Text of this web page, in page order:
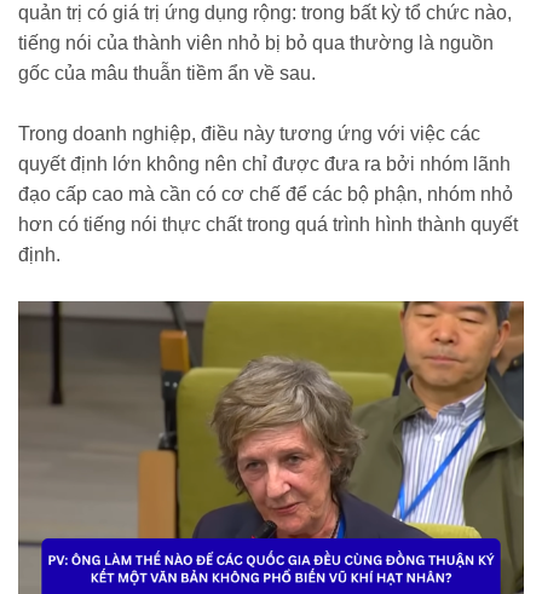
quản trị có giá trị ứng dụng rộng: trong bất kỳ tổ chức nào,
tiếng nói của thành viên nhỏ bị bỏ qua thường là nguồn
gốc của mâu thuẫn tiềm ẩn về sau.
Trong doanh nghiệp, điều này tương ứng với việc các
quyết định lớn không nên chỉ được đưa ra bởi nhóm lãnh
đạo cấp cao mà cần có cơ chế để các bộ phận, nhóm nhỏ
hơn có tiếng nói thực chất trong quá trình hình thành quyết
định.